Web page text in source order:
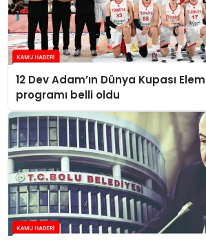
12 Dev Adam’ın Dünya Kupası
programı belli oldu